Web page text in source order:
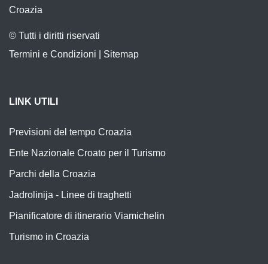
Croazia
© Tutti i diritti riservati
Termini e Condizioni
Sitemap
LINK UTILI
Previsioni del tempo Croazia
Ente Nazionale Croato per il Turismo
Parchi della Croazia
Jadrolinija - Linee di traghetti
Pianificatore di itinerario Viamichelin
Turismo in Croazia